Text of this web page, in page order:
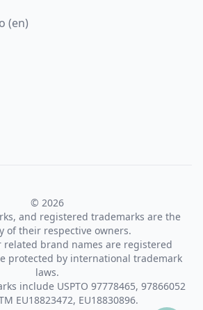
(en)
© 2026
and registered trademarks are the
of their respective owners.
related brand names are registered
protected by international trademark
laws.
include USPTO 97778465, 97866052
EU18823472, EU18830896.